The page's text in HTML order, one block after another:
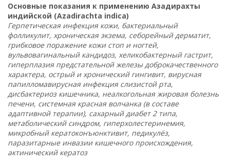
Основные показания к применению Азадирахты
индийской (Azadirachta indica)
Герпетическая инфекция кожи, бактериальный
фолликулит, хроническая экзема, себорейный дерматит,
грибковое поражение кожи стоп и ногтей,
вульвовагинальный кандидоз, хеликобактерный гастрит,
гиперплазия предстательной железы доброкачественного
характера, острый и хронический гингивит, вирусная
папилломавирусная инфекция слизистой рта,
дисбактериоз кишечника, неалкогольная жировая болезнь
печени, системная красная волчанка (в составе
адаптивной терапии), сахарный диабет 2 типа,
метаболический синдром, гиперхолестеринемия,
микробный кератоконъюнктивит, педикулёз,
паразитарные инвазии кишечного происхождения,
актинический кератоз